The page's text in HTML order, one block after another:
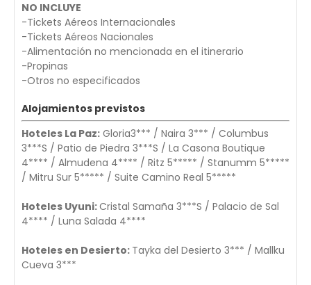
NO INCLUYE
-Tickets Aéreos Internacionales
-Tickets Aéreos Nacionales
-Alimentación no mencionada en el itinerario
-Propinas
-Otros no especificados
Alojamientos previstos
Hoteles La Paz: Gloria3*** / Naira 3*** / Columbus
3***S / Patio de Piedra 3***S / La Casona Boutique
4**** / Almudena 4**** / Ritz 5***** / Stanumm 5*****
/ Mitru Sur 5***** / Suite Camino Real 5*****
Hoteles Uyuni:Cristal Samaña 3***S / Palacio de Sal
4**** / Luna Salada 4****
Hoteles en Desierto: Tayka del Desierto 3*** / Mallku
Cueva 3***